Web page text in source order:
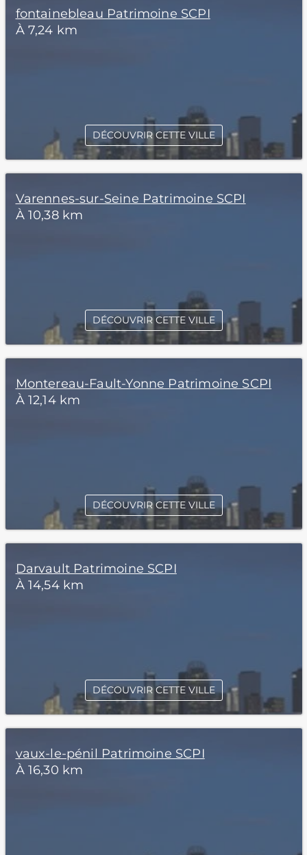
fontainebleau Patrimoine SCPI
À 7,24 km
DÉCOUVRIR CETTE VILLE
Varennes-sur-Seine Patrimoine SCPI
À 10,38 km
DÉCOUVRIR CETTE VILLE
Montereau-Fault-Yonne Patrimoine SCPI
À 12,14 km
DÉCOUVRIR CETTE VILLE
Darvault Patrimoine SCPI
À 14,54 km
DÉCOUVRIR CETTE VILLE
vaux-le-pénil Patrimoine SCPI
À 16,30 km